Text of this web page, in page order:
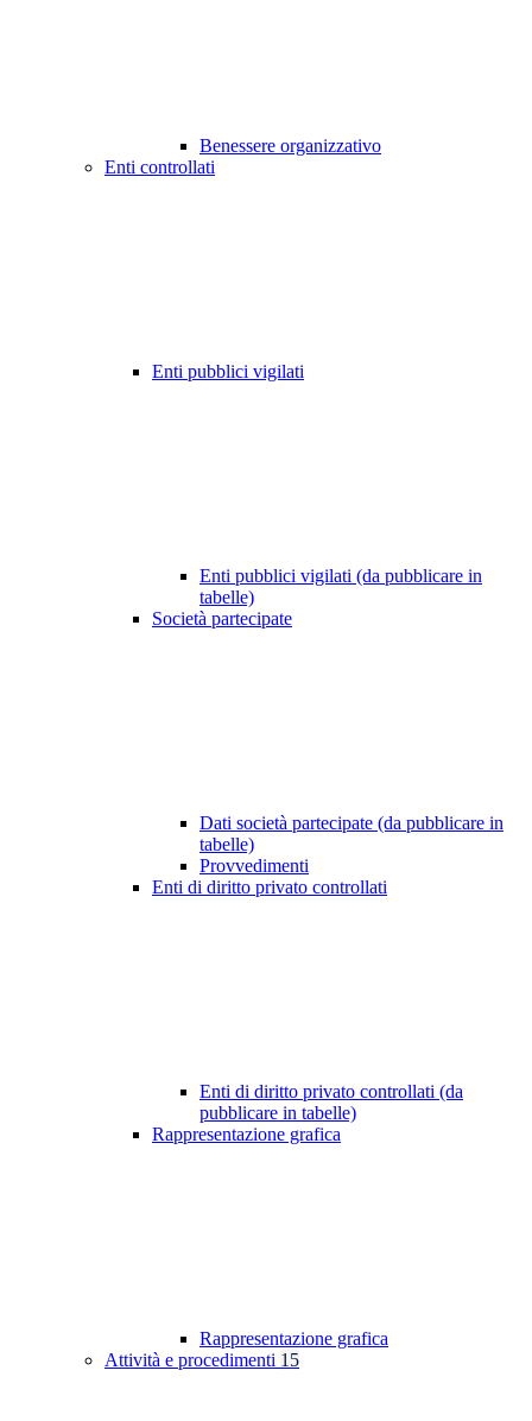
Benessere organizzativo
Enti controllati
Enti pubblici vigilati
Enti pubblici vigilati (da pubblicare in
tabelle)
Società partecipate
Dati società partecipate (da pubblicare in
tabelle)
Provvedimenti
Enti di diritto privato controllati
Enti di diritto privato controllati (da
pubblicare in tabelle)
Rappresentazione grafica
Rappresentazione grafica
Attività e procedimenti 15